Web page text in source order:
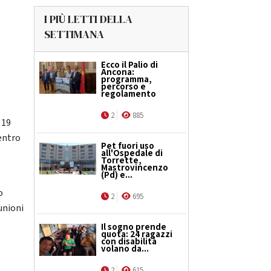
I PIÙ LETTI DELLA
SETTIMANA
Ecco il Palio di
Ancona:
programma,
percorso e
regolamento
2 885
Pet fuori uso
all'Ospedale di
Torrette,
Mastrovincenzo
(Pd) e...
2 695
Il sogno prende
quota: 24 ragazzi
con disabilità
volano da...